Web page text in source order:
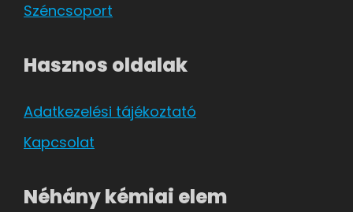
Széncsoport
Hasznos oldalak
Adatkezelési tájékoztató
Kapcsolat
Néhány kémiai elem